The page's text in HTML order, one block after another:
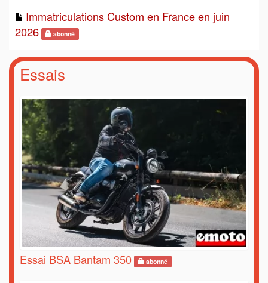
Immatriculations Custom en France en juin
2026
abonné
Essais
Essai BSA Bantam 350 abonné